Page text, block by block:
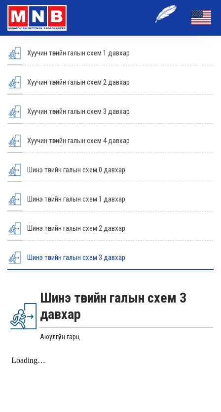
Хуучин төвийн галын схем 1 давхар
Хуучин төвийн галын схем 2 давхар
Хуучин төвийн галын схем 3 давхар
Хуучин төвийн галын схем 4 давхар
Шинэ төвийн галын схем 0 давхар
Шинэ төвийн галын схем 1 давхар
Шинэ төвийн галын схем 2 давхар
Шинэ төвийн галын схем 3 давхар
Шинэ төвийн галын схем 3
давхар
Аюулгүйн гарц